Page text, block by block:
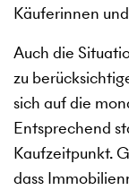
Käuferinnen
Auch die
zu
sich auf die
Entsprechend
Kaufzeitpunkt.
dass